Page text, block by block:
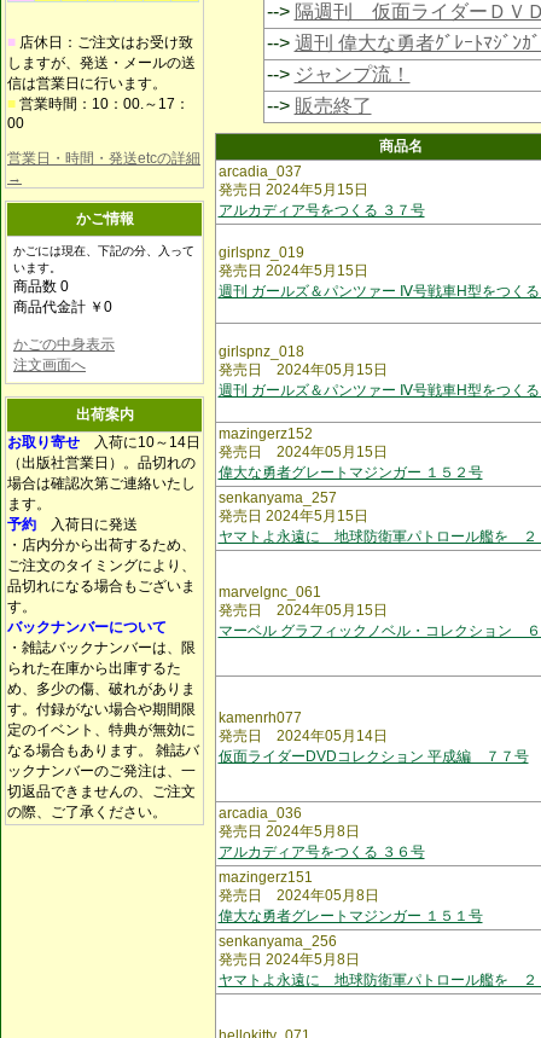
■ 店休日：ご注文はお受け致
しますが、発送・メールの送
信は営業日に行います。
■ 営業時間：10：00.～17：
00
営業日・時間・発送etcの詳細
→
かご情報
かごには現在、下記の分、入って
います。
商品数 0
商品代金計 ￥0
かごの中身表示
注文画面へ
出荷案内
お取り寄せ 入荷に10～14日
（出版社営業日）。品切れの
場合は確認次第ご連絡いたし
ます。
予約 入荷日に発送
・店内分から出荷するため、
ご注文のタイミングにより、
品切れになる場合もございま
す。
バックナンバーについて
・雑誌バックナンバーは、限
られた在庫から出庫するた
め、多少の傷、破れがありま
す。付録がない場合や期間限
定のイベント、特典が無効に
なる場合もあります。 雑誌バ
ックナンバーのご発注は、一
切返品できませんの、ご注文
の際、ご了承ください。
--> 隔週刊 仮面ライダーＤＶ
--> 週刊 偉大な勇者ｸﾞﾚｰﾄﾏｼﾞﾝｶ
--> ジャンプ流！
--> 販売終了
商品名
arcadia_037
発売日 2024年5月15日
アルカディア号をつくる ３７号
girlspnz_019
発売日 2024年5月15日
週刊 ガールズ＆パンツァー Ⅳ号戦車H型をつく
girlspnz_018
発売日 2024年05月15日
週刊 ガールズ＆パンツァー Ⅳ号戦車H型をつく
mazingerz152
発売日 2024年05月15日
偉大な勇者グレートマジンガー １５２号
senkanyama_257
発売日 2024年5月15日
ヤマトよ永遠に 地球防衛軍パトロール艦を ２
marvelgnc_061
発売日 2024年05月15日
マーベル グラフィックノベル・コレクション
kamenrh077
発売日 2024年05月14日
仮面ライダーDVDコレクション 平成編 ７７号
arcadia_036
発売日 2024年5月8日
アルカディア号をつくる ３６号
mazingerz151
発売日 2024年05月8日
偉大な勇者グレートマジンガー １５１号
senkanyama_256
発売日 2024年5月8日
ヤマトよ永遠に 地球防衛軍パトロール艦を ２